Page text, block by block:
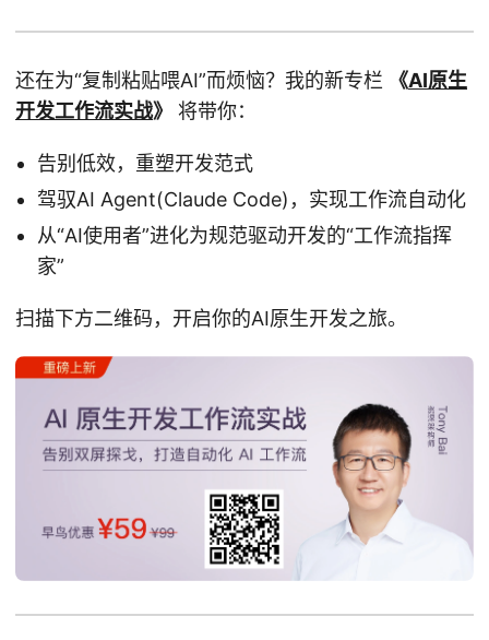
还在为“复制粘贴喂AI”而烦恼？我的新专栏 《AI原生
开发工作流实战》 将带你：
告别低效，重塑开发范式
驾驭AI Agent(Claude Code)，实现工作流自动化
从“AI使用者”进化为规范驱动开发的“工作流指挥
家”
扫描下方二维码，开启你的AI原生开发之旅。